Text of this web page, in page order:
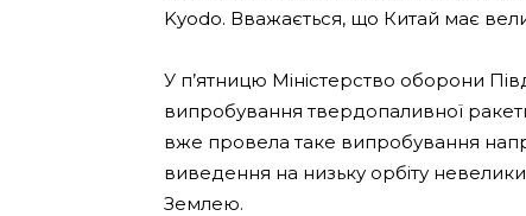
Kyodo. Вважається, що Китай має
У п’ятницю Міністерство оборони
випробування твердопаливної
вже провела таке випробування
виведення на низьку орбіту
Землею.